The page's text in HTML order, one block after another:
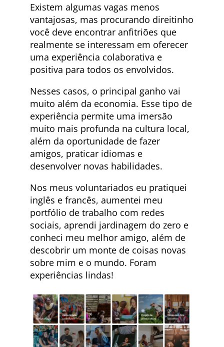
Existem algumas vagas menos
vantajosas, mas procurando direitinho
você deve encontrar anfitriões que
realmente se interessam em oferecer
uma experiência colaborativa e
positiva para todos os envolvidos.
Nesses casos, o principal ganho vai
muito além da economia. Esse tipo de
experiência permite uma imersão
muito mais profunda na cultura local,
além da oportunidade de fazer
amigos, praticar idiomas e
desenvolver novas habilidades.
Nos meus voluntariados eu pratiquei
inglês e francês, aumentei meu
portfólio de trabalho com redes
sociais, aprendi jardinagem do zero e
conheci meu melhor amigo, além de
descobrir um monte de coisas novas
sobre mim e o mundo. Foram
experiências lindas!